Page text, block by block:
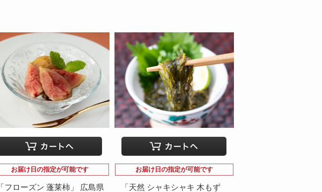
お届け日の指定が可能です
「フローズン 蓬莱柿」 広島県
お届け日の指定が可能です
「天然 シャキシャキ 木もず